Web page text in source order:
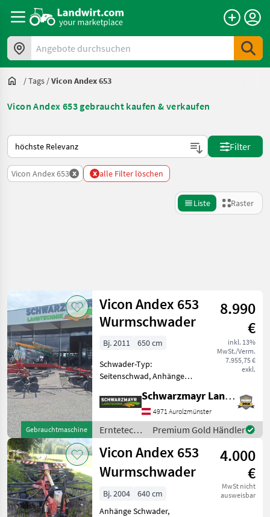
Angebote durchsuchen
/Tags /Vicon Andex 653
Vicon Andex 653 gebraucht kaufen & verkaufen
So wird auf Landwirt.com sortiert
Filter
Vicon Andex 653 x x alle Filter löschen
Liste Raster
Kategorie 2 Land Filter
AKTUELLER
PFAD
Vicon
Andex
653
KATEGORIE
WÄHLEN
Landtechnik
3
MARKTPLATZ
Marktplatz Händlerangebote
Zurücksetzen
3
Ergebnisse
anzeigen
Gebrauchtmaschine
Vicon Andex 653
Wurmschwader
8.990
€
inkl. 13%
MwSt./Verm.
7.955,75 €
exkl.
Bj. 2011
650 cm
Schwader-Typ:
Seitenschwad, Anhänge
Nachlaufeinrichtung,
Tandemachse EDV: 69486
Lindwurmschwader - mit
1148 kg - mit 3, 0-6, 5m
Arbeitsbreite
Schwarzmayr Landtechnik GmbH - Aurolzmünster
4971 Aurolzmünster
Erntetechnik
Grünland /
Vicon
Premium Gold Händler
Vicon Andex 653
Wurmschwader
4.000
€
MwSt nicht
ausweisbar
Bj. 2004
640 cm
Anhänge Schwader,